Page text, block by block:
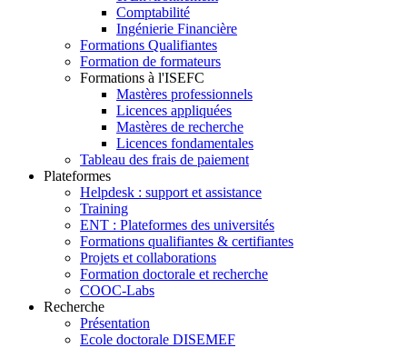
Comptabilité
Ingénierie Financière
Formations Qualifiantes
Formation de formateurs
Formations à l'ISEFC
Mastères professionnels
Licences appliquées
Mastères de recherche
Licences fondamentales
Tableau des frais de paiement
Plateformes
Helpdesk : support et assistance
Training
ENT : Plateformes des universités
Formations qualifiantes & certifiantes
Projets et collaborations
Formation doctorale et recherche
COOC-Labs
Recherche
Présentation
Ecole doctorale DISEMEF